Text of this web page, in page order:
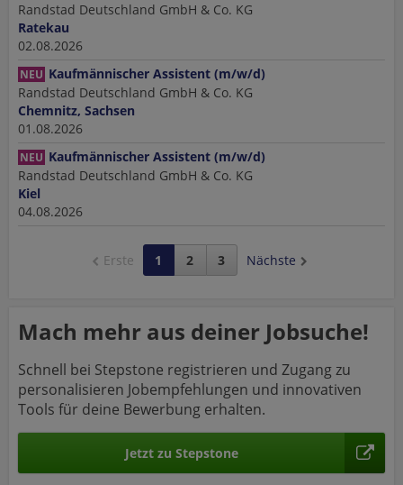
Randstad Deutschland GmbH & Co. KG
Ratekau
02.08.2026
NEU Kaufmännischer Assistent (m/w/d)
Randstad Deutschland GmbH & Co. KG
Chemnitz, Sachsen
01.08.2026
NEU Kaufmännischer Assistent (m/w/d)
Randstad Deutschland GmbH & Co. KG
Kiel
04.08.2026
Erste 1 2 3 Nächste
Mach mehr aus deiner Jobsuche!
Schnell bei Stepstone registrieren und Zugang zu
personalisieren Jobempfehlungen und innovativen
Tools für deine Bewerbung erhalten.
Jetzt zu Stepstone